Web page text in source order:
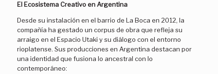
El Ecosistema Creativo en Argentina
Desde su instalación en el barrio de La Boca en 2012, la
compañía ha gestado un corpus de obra que refleja su
arraigo en el Espacio Utaki y su diálogo con el entorno
rioplatense. Sus producciones en Argentina destacan por
una identidad que fusiona lo ancestral con lo
contemporáneo: